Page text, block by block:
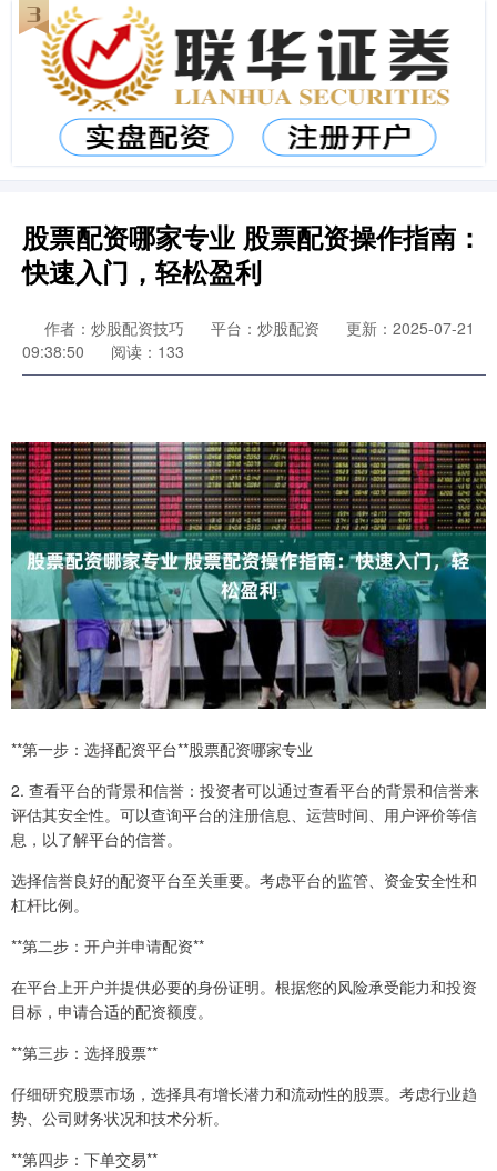
股票配资哪家专业 股票配资操作指南：
快速入门，轻松盈利
作者：炒股配资技巧 平台：炒股配资
更新：2025-07-21
09:38:50
阅读：133
**第一步：选择配资平台**股票配资哪家专业
2. 查看平台的背景和信誉：投资者可以通过查看平台的背景和信誉来
评估其安全性。可以查询平台的注册信息、运营时间、用户评价等信
息，以了解平台的信誉。
选择信誉良好的配资平台至关重要。考虑平台的监管、资金安全性和
杠杆比例。
**第二步：开户并申请配资**
在平台上开户并提供必要的身份证明。根据您的风险承受能力和投资
目标，申请合适的配资额度。
**第三步：选择股票**
仔细研究股票市场，选择具有增长潜力和流动性的股票。考虑行业趋
势、公司财务状况和技术分析。
**第四步：下单交易**